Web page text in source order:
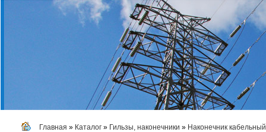
Главная » Каталог» Гильзы, наконечники » Наконечник